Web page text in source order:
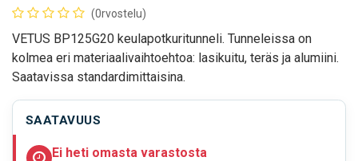
(0rvostelu)
VETUS BP125G20 keulapotkuritunneli. Tunneleissa on
kolmea eri materiaalivaihtoehtoa: lasikuitu, teräs ja alumiini.
Saatavissa standardimittaisina.
SAATAVUUS
Ei heti omasta varastosta